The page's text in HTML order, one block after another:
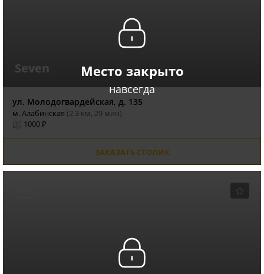
Место закрыто
навсегда
Seven
ул. Молодогвардейская, д. 135
м. Алабинская (2.3 км, 29 мин)
1000 ₽
ЗАКАЗАТЬ СТОЛИК